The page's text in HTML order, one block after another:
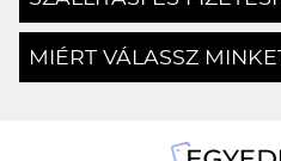
MIÉRT VÁLASSZ